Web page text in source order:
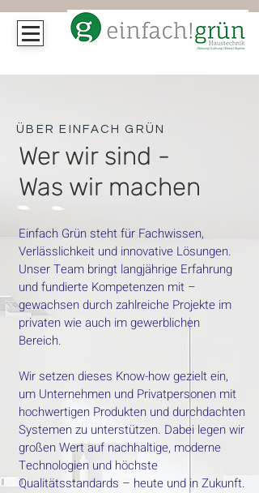
ÜBER EINFACH GRÜN
Wer wir sind -
Was wir machen
Einfach Grün steht für Fachwissen,
Verlässlichkeit und innovative Lösungen.
Unser Team bringt langjährige Erfahrung
und fundierte Kompetenzen mit –
gewachsen durch zahlreiche Projekte im
privaten wie auch im gewerblichen
Bereich.
Wir setzen dieses Know-how gezielt ein,
um Unternehmen und Privatpersonen mit
hochwertigen Produkten und durchdachten
Systemen zu unterstützen. Dabei legen wir
großen Wert auf nachhaltige, moderne
Technologien und höchste
Qualitätsstandards – heute und in Zukunft.